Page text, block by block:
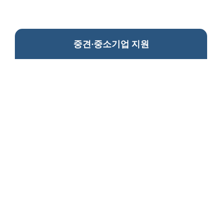
중견·중소기업 지원